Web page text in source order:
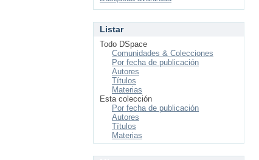
Listar
Todo DSpace
Comunidades & Colecciones
Por fecha de publicación
Autores
Títulos
Materias
Esta colección
Por fecha de publicación
Autores
Títulos
Materias